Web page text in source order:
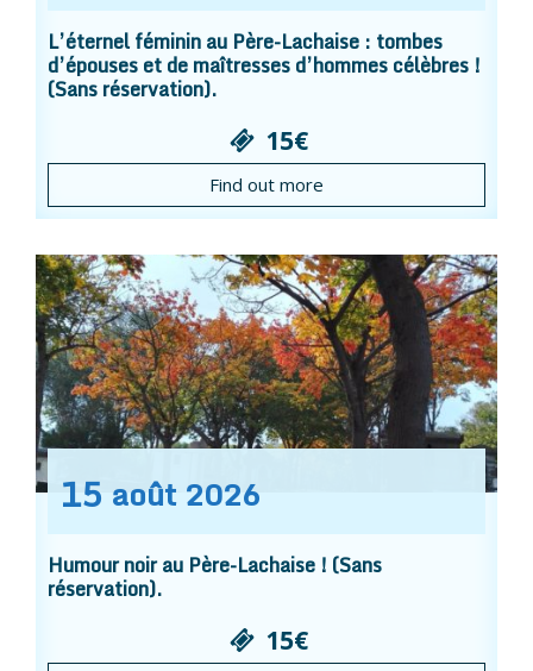
L’éternel féminin au Père-Lachaise : tombes
d’épouses et de maîtresses d’hommes célèbres !
(Sans réservation).
15€
Find out more
15 août 2026
Humour noir au Père-Lachaise ! (Sans
réservation).
15€